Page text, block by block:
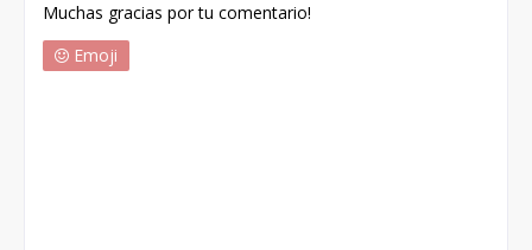
Muchas gracias por tu comentario!
Emoji